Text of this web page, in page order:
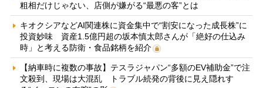
粗相だけじゃない、店側が嫌がる“最悪の客”とは
キオクシアなどAI関連株に資金集中で“割安になった成長株”に
投資妙味 資産1.5億円超の坂本慎太郎さんが「絶好の仕込み
時」と考える防衛・食品銘柄を紹介
【納車時に複数の事故】テスラジャパン“多額のEV補助金”で注
文殺到、現場は大混乱 トラブル続発の背後に見え隠れす